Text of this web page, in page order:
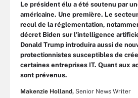
Le président élu a été soutenu par
américaine. Une première. Le
recul de la réglementation,
décret Biden sur l’intelligence
Donald Trump introduira aussi de
protectionnistes susceptibles de
certaines entreprises IT. Quant aux
sont prévenus.
Makenzie Holland, Senior News Writer